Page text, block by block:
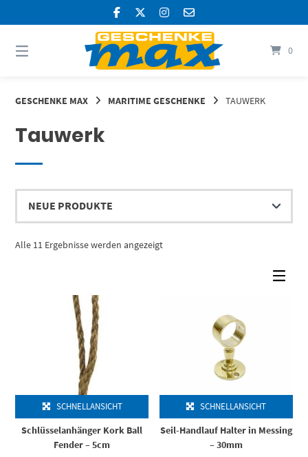
Inhalt
0
GESCHENKE MAX MARITIME GESCHENKE TAUWERK
Tauwerk
Alle 11 Ergebnisse werden angezeigtNach
SCHNELLANSICHT
Schlüsselanhänger Kork Ball
Fender – 5cm
SCHNELLANSICHT
Seil-Handlauf Halter in Messing
– 30mm